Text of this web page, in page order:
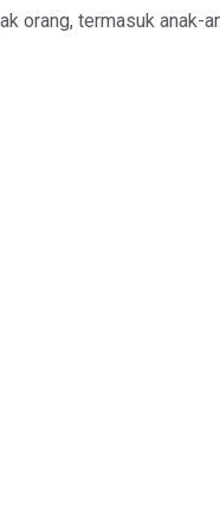
orang, termasuk anak-